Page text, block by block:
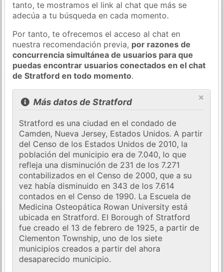
tanto, te mostramos el link al chat que más se
adecúa a tu búsqueda en cada momento.
Por tanto, te ofrecemos el acceso al chat en
nuestra recomendación previa, por razones de
concurrencia simultánea de usuarios para que
puedas encontrar usuarios conectados en el chat
de Stratford en todo momento.
×
Más datos de Stratford
Stratford es una ciudad en el condado de
Camden, Nueva Jersey, Estados Unidos. A partir
del Censo de los Estados Unidos de 2010, la
población del municipio era de 7.040, lo que
refleja una disminución de 231 de los 7.271
contabilizados en el Censo de 2000, que a su
vez había disminuido en 343 de los 7.614
contados en el Censo de 1990. La Escuela de
Medicina Osteopática Rowan University está
ubicada en Stratford. El Borough of Stratford
fue creado el 13 de febrero de 1925, a partir de
Clementon Township, uno de los siete
municipios creados a partir del ahora
desaparecido municipio.